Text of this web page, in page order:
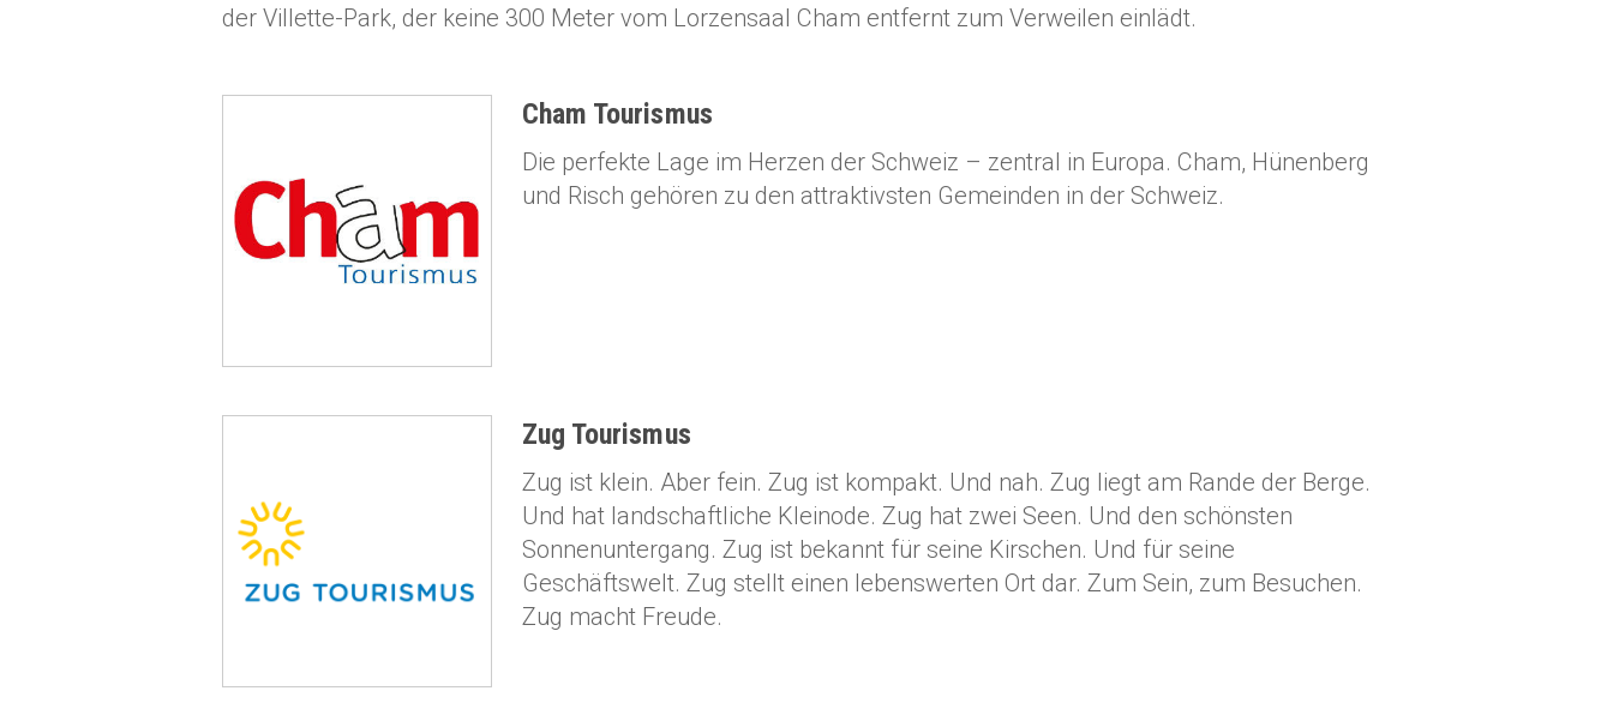
der Villette-Park, der keine 300 Meter vom Lorzensaal Cham entfernt zum Verweilen einlädt.
Cham Tourismus
Die perfekte Lage im Herzen der Schweiz – zentral in Europa. Cham, Hünenberg
und Risch gehören zu den attraktivsten Gemeinden in der Schweiz.
Zug Tourismus
Zug ist klein. Aber fein. Zug ist kompakt. Und nah. Zug liegt am Rande der Berge.
Und hat landschaftliche Kleinode. Zug hat zwei Seen. Und den schönsten
Sonnenuntergang. Zug ist bekannt für seine Kirschen. Und für seine
Geschäftswelt. Zug stellt einen lebenswerten Ort dar. Zum Sein, zum Besuchen.
Zug macht Freude.